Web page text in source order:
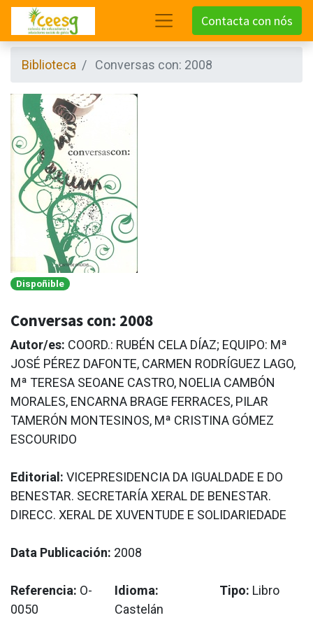
Contacta con nós
Biblioteca Conversas con: 2008
Dispoñible
Conversas con: 2008
Autor/es: COORD.: RUBÉN CELA DÍAZ; EQUIPO: Mª
JOSÉ PÉREZ DAFONTE, CARMEN RODRÍGUEZ LAGO,
Mª TERESA SEOANE CASTRO, NOELIA CAMBÓN
MORALES, ENCARNA BRAGE FERRACES, PILAR
TAMERÓN MONTESINOS, Mª CRISTINA GÓMEZ
ESCOURIDO
Editorial: VICEPRESIDENCIA DA IGUALDADE E DO
BENESTAR. SECRETARÍA XERAL DE BENESTAR.
DIRECC. XERAL DE XUVENTUDE E SOLIDARIEDADE
Data Publicación: 2008
Referencia: O-
0050
Idioma:
Castelán
Tipo: Libro